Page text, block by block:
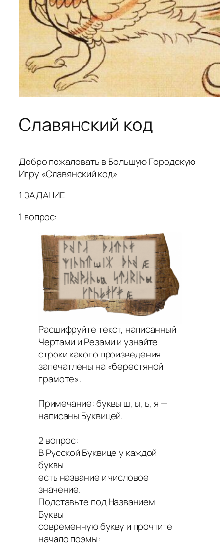
Славянский код
Добро пожаловать в Большую Городскую
Игру «Славянский код»
1 ЗАДАНИЕ
1 вопрос:
Расшифруйте текст, написанный
Чертами и Резами и узнайте
строки какого произведения
запечатлены на «берестяной
грамоте».
Примечание: буквы ш, ы, ь, я —
написаны Буквицей.
2 вопрос:
В Русской Буквице у каждой
буквы
есть название и числовое
значение.
Подставьте под Названием
Буквы
современную букву и прочтите
начало поэмы: